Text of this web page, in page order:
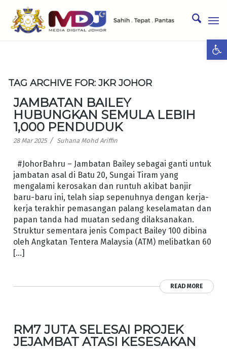
TAG ARCHIVE FOR: JKR JOHOR
JAMBATAN BAILEY
HUBUNGKAN SEMULA LEBIH
1,000 PENDUDUK
28 Mar 2025 / Suhana Mohd Ariffin
#JohorBahru – Jambatan Bailey sebagai ganti untuk
jambatan asal di Batu 20, Sungai Tiram yang
mengalami kerosakan dan runtuh akibat banjir
baru-baru ini, telah siap sepenuhnya dengan kerja-
kerja terakhir pemasangan palang keselamatan dan
papan tanda had muatan sedang dilaksanakan.
Struktur sementara jenis Compact Bailey 100 dibina
oleh Angkatan Tentera Malaysia (ATM) melibatkan 60
[…]
READ MORE
RM7 JUTA SELESAI PROJEK
JEJAMBAT ATASI KESESAKAN